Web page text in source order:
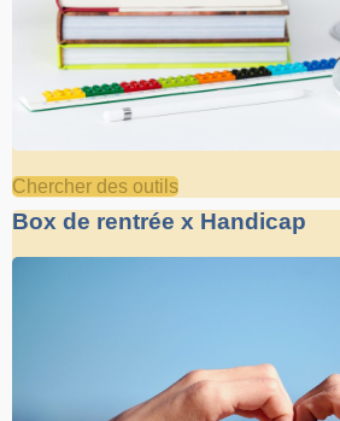
Chercher des outils
Box de rentrée x Handicap